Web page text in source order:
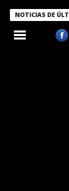
NOTICIAS DE
condecora